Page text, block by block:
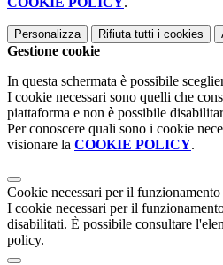
Personalizza Rifiuta tutti i cookies
Gestione cookie
In questa schermata è possibile
I cookie necessari sono quelli che
piattaforma e non è possibile
Per conoscere quali sono i cookie
visionare la COOKIE POLICY.
Cookie necessari per il funzionamento
I cookie necessari per il
disabilitati. È possibile consultare
policy.